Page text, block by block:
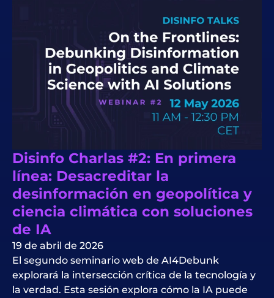
Disinfo Charlas #2: En primera
línea: Desacreditar la
desinformación en geopolítica y
ciencia climática con soluciones
de IA
19 de abril de 2026
El segundo seminario web de AI4Debunk
explorará la intersección crítica de la tecnología y
la verdad. Esta sesión explora cómo la IA puede